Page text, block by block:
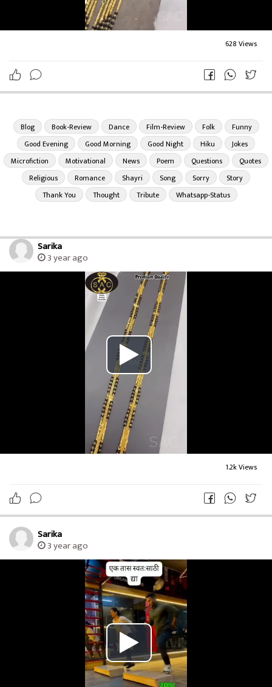
💎 Diamond story's#Diamondstory
🌼 Diamondstories73official
#साहित्यकिमयागार#SahityaKimayagar
#डायमंडस्टोरीज#Diamondstories
#भाषाप्रेमी#Languagelover
#Diamondstory's
#Librariansandip#वाचनालयसंदीप
#Hollywoodexplains2
#Diamondstories73official
#Parbhani#Maharashtra
#परभणीमहाराष्ट्रइंडिया431401
#ParbhaniMaharashtraIndia431401
#भारत
#इंडिया
#SandipsushilaVitthalsawle
#SandipvitthalraoSawleParbhani
#संदीपसुशीलाविठ्ठलरावसावळेपरभणी
#संदीपविठ्ठलरावसावळेपरभणी
#हिंदुस्तान
✍️Sandip vitthalrao Sawle Parbhani
✒️संदीप विठ्ठलराव सावळे परभणी
⚜️ Sandip sushila Vitthal sawle
📚📖📘✍️साहित्य लेखन वर्ष 2025.
Parbhani Maharashtra India. 431401
⚜️⚜️⚜️⚜️⚜️⚜️⚜️⚜️⚜️⚜️⚜️⚜️⚜️⚜️⚜️⚜️⚜️⚜️⚜️⚜️⚜️⚜️⚜️⚜️⚜️⚜️⚜️
⚜️⚜️⚜️
YouTube channel's ⬇️
Shrikaviraj773official
Hollywoodexplains2
Diamondstories73official
628 Views
Blog Book-Review Dance Film-Review Folk
Funny
Good Evening
Good Morning Good Night Hiku
Jokes
Microfiction
Motivational News Poem Questions
Quotes
Religious
Romance Shayri Song Sorry
Story
Thank You
Thought Tribute Whatsapp-Status
Sarika
3 year ago
1.2k Views
Sarika
3 year ago